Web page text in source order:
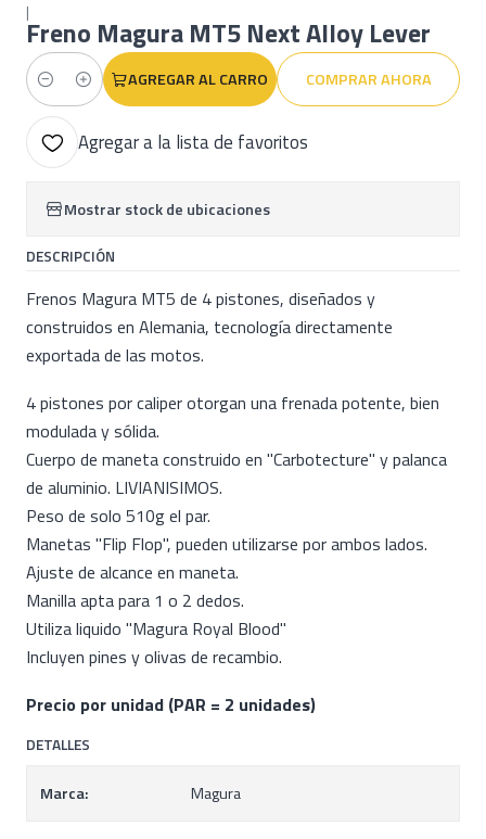
|
Freno Magura MT5 Next Alloy Lever
Cantidad
AGREGAR AL CARRO COMPRAR AHORA
Agregar a la lista de favoritos
Mostrar stock de ubicaciones
DESCRIPCIÓN
Frenos Magura MT5 de 4 pistones, diseñados y
construidos en Alemania, tecnología directamente
exportada de las motos.
4 pistones por caliper otorgan una frenada potente, bien
modulada y sólida.
Cuerpo de maneta construido en "Carbotecture" y palanca
de aluminio. LIVIANISIMOS.
Peso de solo 510g el par.
Manetas "Flip Flop", pueden utilizarse por ambos lados.
Ajuste de alcance en maneta.
Manilla apta para 1 o 2 dedos.
Utiliza liquido "Magura Royal Blood"
Incluyen pines y olivas de recambio.
Precio por unidad (PAR = 2 unidades)
DETALLES
Marca: Magura